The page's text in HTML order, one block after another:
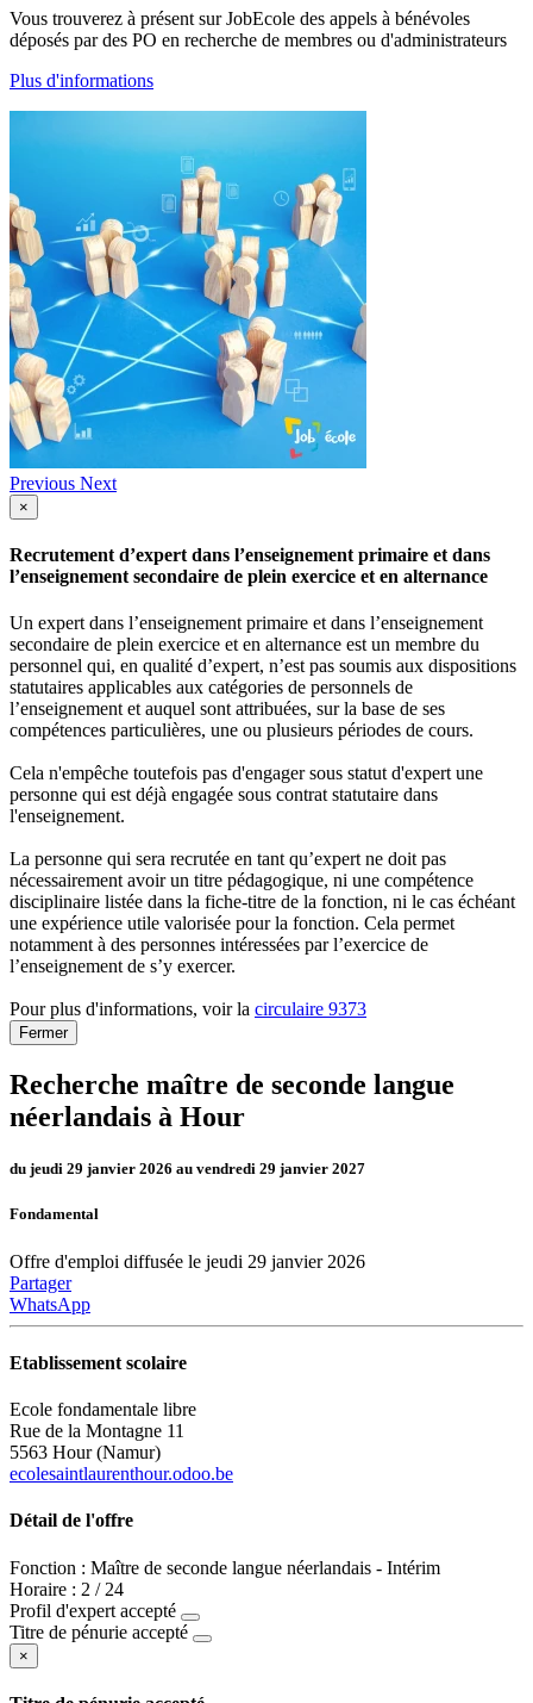
Vous trouverez à présent sur JobEcole des appels à bénévoles
déposés par des PO en recherche de membres ou d'administrateurs
Plus d'informations
Previous Next
×
Recrutement d’expert dans l’enseignement primaire et dans
l’enseignement secondaire de plein exercice et en alternance
Un expert dans l’enseignement primaire et dans l’enseignement
secondaire de plein exercice et en alternance est un membre du
personnel qui, en qualité d’expert, n’est pas soumis aux dispositions
statutaires applicables aux catégories de personnels de
l’enseignement et auquel sont attribuées, sur la base de ses
compétences particulières, une ou plusieurs périodes de cours.
Cela n'empêche toutefois pas d'engager sous statut d'expert une
personne qui est déjà engagée sous contrat statutaire dans
l'enseignement.
La personne qui sera recrutée en tant qu’expert ne doit pas
nécessairement avoir un titre pédagogique, ni une compétence
disciplinaire listée dans la fiche-titre de la fonction, ni le cas échéant
une expérience utile valorisée pour la fonction. Cela permet
notamment à des personnes intéressées par l’exercice de
l’enseignement de s’y exercer.
Pour plus d'informations, voir la circulaire 9373
Fermer
Recherche maître de seconde langue
néerlandais à Hour
du jeudi 29 janvier 2026 au vendredi 29 janvier 2027
Fondamental
Offre d'emploi diffusée le jeudi 29 janvier 2026
Partager
WhatsApp
Etablissement scolaire
Ecole fondamentale libre
Rue de la Montagne 11
5563 Hour (Namur)
ecolesaintlaurenthour.odoo.be
Détail de l'offre
Fonction : Maître de seconde langue néerlandais - Intérim
Horaire : 2 / 24
Profil d'expert accepté
Titre de pénurie accepté
×